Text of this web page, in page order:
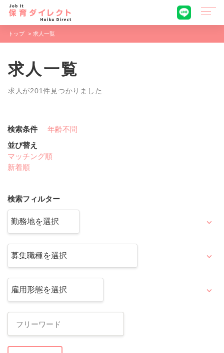
トップ 求人一覧
求人一覧
求人が201件見つかりました
検索条件
年齢不問
並び替え
マッチング順
新着順
検索フィルター